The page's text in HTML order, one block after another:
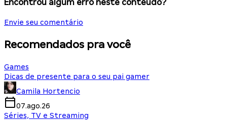
Encontrou algum erro neste conteúdo?
Envie seu comentário
Recomendados pra você
Games
Dicas de presente para o seu pai gamer
Camila Hortencio
07.ago.26
Séries, TV e Streaming